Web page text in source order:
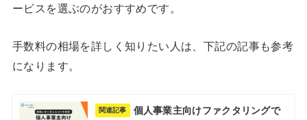
ービスを選ぶのがおすすめです。
手数料の相場を詳しく知りたい人は、下記の記事も参考
になります。
関連記事
個人事業主向けファクタリングで